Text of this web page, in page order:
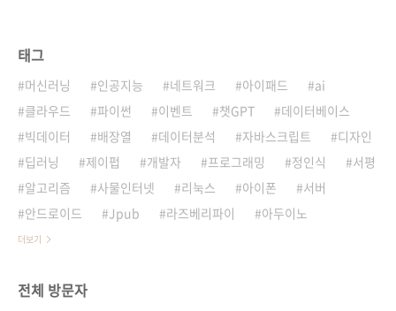
태그
머신러닝 인공지능 네트워크 아이패드
ai
클라우드
파이썬 이벤트 챗GPT
데이터베이스
빅데이터
배장열 데이터분석 자바스크립트
디자인
딥러닝
제이펍 개발자 프로그래밍 정인식
서평
알고리즘
사물인터넷 리눅스 아이폰
서버
안드로이드
Jpub 라즈베리파이 아두이노
더보기
전체 방문자